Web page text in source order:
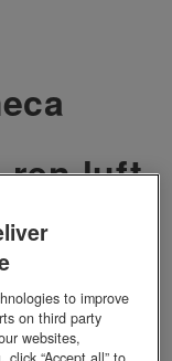
ren luft
redusere
Siden
aerosoler
av
to improve
on third party
websites,